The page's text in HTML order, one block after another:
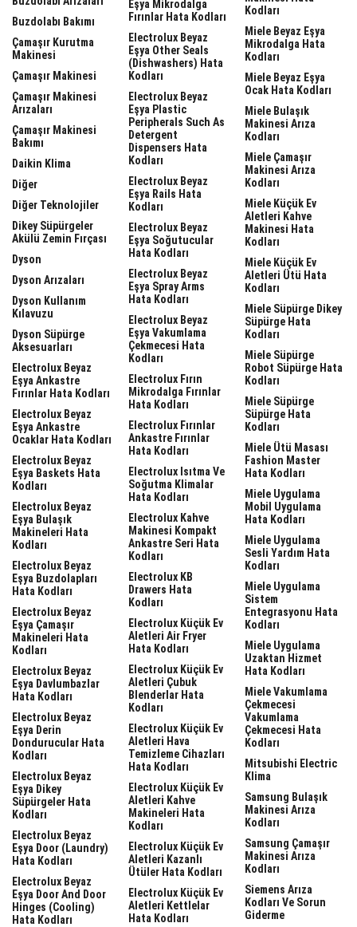
Buzdolabı Bakımı
Çamaşır Kurutma
Makinesi
Çamaşır Makinesi
Çamaşır Makinesi
Arızaları
Çamaşır Makinesi
Bakımı
Daikin Klima
Diğer
Diğer Teknolojiler
Dikey Süpürgeler
Akülü Zemin Fırçası
Dyson
Dyson Arızaları
Dyson Kullanım
Kılavuzu
Dyson Süpürge
Aksesuarları
Electrolux Beyaz
Eşya Ankastre
Fırınlar Hata Kodları
Electrolux Beyaz
Eşya Ankastre
Ocaklar Hata Kodları
Electrolux Beyaz
Eşya Baskets Hata
Kodları
Electrolux Beyaz
Eşya Bulaşık
Makineleri Hata
Kodları
Electrolux Beyaz
Eşya Buzdolapları
Hata Kodları
Electrolux Beyaz
Eşya Çamaşır
Makineleri Hata
Kodları
Electrolux Beyaz
Eşya Davlumbazlar
Hata Kodları
Electrolux Beyaz
Eşya Derin
Dondurucular Hata
Kodları
Electrolux Beyaz
Eşya Dikey
Süpürgeler Hata
Kodları
Electrolux Beyaz
Eşya Door (laundry)
Hata Kodları
Electrolux Beyaz
Eşya Door And Door
Hinges (cooling)
Hata Kodları
Eşya Mikrodalga
Fırınlar Hata Kodları
Electrolux Beyaz
Eşya Other Seals
(dishwashers) Hata
Kodları
Electrolux Beyaz
Eşya Plastic
Peripherals Such As
Detergent
Dispensers Hata
Kodları
Electrolux Beyaz
Eşya Rails Hata
Kodları
Electrolux Beyaz
Eşya Soğutucular
Hata Kodları
Electrolux Beyaz
Eşya Spray Arms
Hata Kodları
Electrolux Beyaz
Eşya Vakumlama
Çekmecesi Hata
Kodları
Electrolux Fırın
Mikrodalga Fırınlar
Hata Kodları
Electrolux Fırınlar
Ankastre Fırınlar
Hata Kodları
Electrolux Isıtma Ve
Soğutma Klimalar
Hata Kodları
Electrolux Kahve
Makinesi Kompakt
Ankastre Seri Hata
Kodları
Electrolux KB
Drawers Hata
Kodları
Electrolux Küçük Ev
Aletleri Air Fryer
Hata Kodları
Electrolux Küçük Ev
Aletleri Çubuk
Blenderlar Hata
Kodları
Electrolux Küçük Ev
Aletleri Hava
Temizleme Cihazları
Hata Kodları
Electrolux Küçük Ev
Aletleri Kahve
Makineleri Hata
Kodları
Electrolux Küçük Ev
Aletleri Kazanlı
Ütüler Hata Kodları
Electrolux Küçük Ev
Aletleri Kettlelar
Hata Kodları
Kodları
Miele Beyaz Eşya
Mikrodalga Hata
Kodları
Miele Beyaz Eşya
Ocak Hata Kodları
Miele Bulaşık
Makinesi Arıza
Kodları
Miele Çamaşır
Makinesi Arıza
Kodları
Miele Küçük Ev
Aletleri Kahve
Makinesi Hata
Kodları
Miele Küçük Ev
Aletleri Ütü Hata
Kodları
Miele Süpürge Dikey
Süpürge Hata
Kodları
Miele Süpürge
Robot Süpürge Hata
Kodları
Miele Süpürge
Süpürge Hata
Kodları
Miele Ütü Masası
Fashion Master
Hata Kodları
Miele Uygulama
Mobil Uygulama
Hata Kodları
Miele Uygulama
Sesli Yardım Hata
Kodları
Miele Uygulama
Sistem
Entegrasyonu Hata
Kodları
Miele Uygulama
Uzaktan Hizmet
Hata Kodları
Miele Vakumlama
Çekmecesi
Vakumlama
Çekmecesi Hata
Kodları
Mitsubishi Electric
Klima
Samsung Bulaşık
Makinesi Arıza
Kodları
Samsung Çamaşır
Makinesi Arıza
Kodları
Siemens Arıza
Kodları Ve Sorun
Giderme